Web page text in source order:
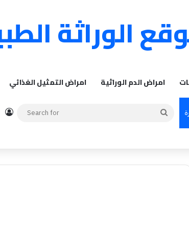
الوراثة
امراض التمثيل الغذائي امراض الدم الوراثية
Log In